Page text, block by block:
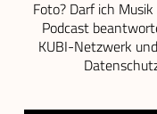
Foto? Darf ich
Podcast
KUBI-Netzwerk